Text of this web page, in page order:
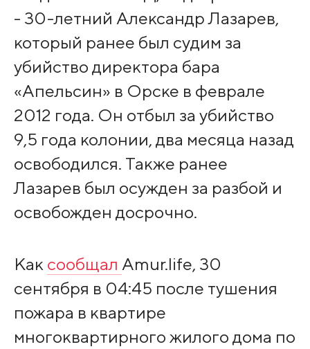
- 30-летний Александр Лазарев,
который ранее был судим за
убийство директора бара
«Апельсин» в Орске в феврале
2012 года. Он отбыл за убийство
9,5 года колонии, два месяца назад
освободился. Также ранее
Лазарев был осужден за разбой и
освобожден досрочно.
Как сообщал Amur.life, 30
сентября в 04:45 после тушения
пожара в квартире
многоквартирного жилого дома по